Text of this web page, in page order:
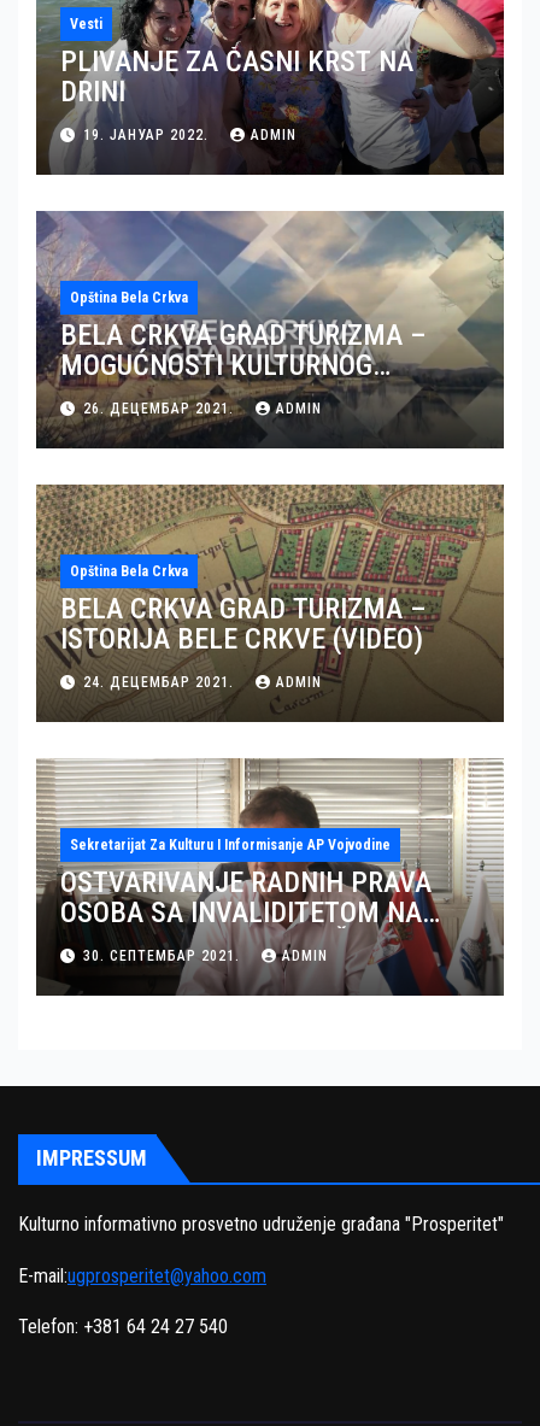
Vesti
PLIVANJE ZA ČASNI KRST NA
DRINI
19. ЈАНУАР 2022. ADMIN
Opština Bela Crkva
BELA CRKVA GRAD TURIZMA –
MOGUĆNOSTI KULTURNOG
TURIZMA U BELOJ CRKVI (VIDEO)
26. ДЕЦЕМБАР 2021. ADMIN
Opština Bela Crkva
BELA CRKVA GRAD TURIZMA –
ISTORIJA BELE CRKVE (VIDEO)
24. ДЕЦЕМБАР 2021. ADMIN
Sekretarijat Za Kulturu I Informisanje AP Vojvodine
OSTVARIVANJE RADNIH PRAVA
OSOBA SA INVALIDITETOM NA
TERITORIJI OKRUGA JUŽNI BANAT
– GRAD PANČEVO
30. СЕПТЕМБАР 2021. ADMIN
IMPRESSUM
Kulturno informativno prosvetno udruženje građana "Prosperitet"
E-mail:ugprosperitet@yahoo.com
Telefon: +381 64 24 27 540